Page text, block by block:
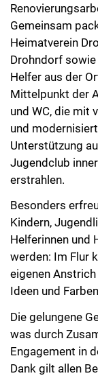
Gemeinsam
Heimatverein
Drohndorf
Helfer aus der
Mittelpunkt der
und WC, die mit
und
Unterstützung
Jugendclub
erstrahlen.
Besonders
Kindern,
Helferinnen und
werden: Im Flur
eigenen
Ideen und
Die gelungene
was durch
Engagement in
Dank gilt allen